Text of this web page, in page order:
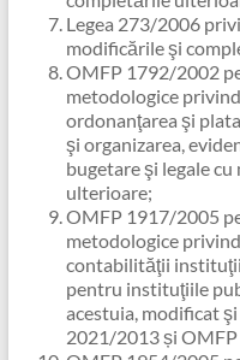
Legea 273/2006
modificările şi
OMFP 1792/2002
metodologice
ordonanţarea şi
şi organizarea,
bugetare şi legale
ulterioare;
OMFP 1917/2005
metodologice
contabilităţii
pentru instituţiile
acestuia, modificat
2021/2013 și